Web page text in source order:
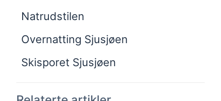
Natrudstilen
Overnatting Sjusjøen
Skisporet Sjusjøen